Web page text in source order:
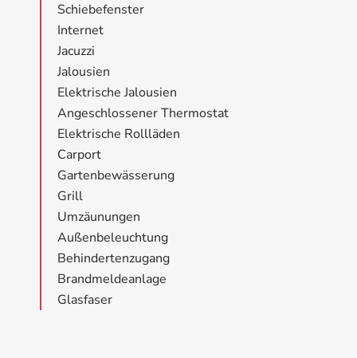
Schiebefenster
Internet
Jacuzzi
Jalousien
Elektrische Jalousien
Angeschlossener Thermostat
Elektrische Rollläden
Carport
Gartenbewässerung
Grill
Umzäunungen
Außenbeleuchtung
Behindertenzugang
Brandmeldeanlage
Glasfaser